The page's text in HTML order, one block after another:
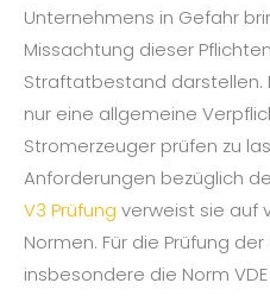
Unternehmens in Gefahr
Missachtung dieser
Straftatbestand darstellen.
nur eine allgemeine
Stromerzeuger prüfen zu
Anforderungen bezüglich
V3 Prüfung verweist sie auf
Normen. Für die Prüfung
insbesondere die Norm